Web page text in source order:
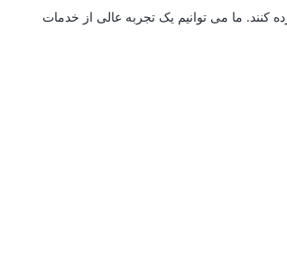
کنند. ما می توانیم یک تجربه عالی از خدمات